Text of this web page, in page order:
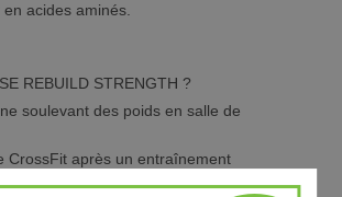
acides aminés.
REBUILD STRENGTH ?
soulevant des poids en salle de
CrossFit après un entraînement
football souhaitant développer leur masse